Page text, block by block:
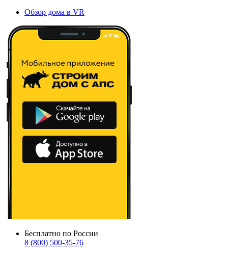
Обзор дома в VR
Бесплатно по России
8 (800) 500-35-76